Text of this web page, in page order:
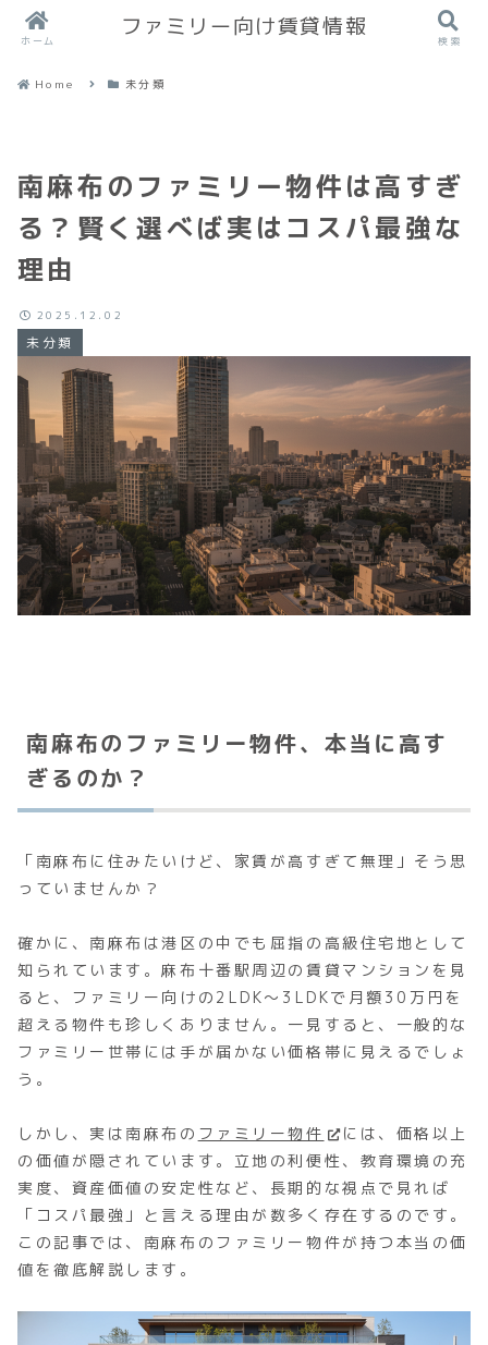
Home 未分類
南麻布のファミリー物件は高すぎ
る？賢く選べば実はコスパ最強な
理由
未分類
2025.12.02
南麻布のファミリー物件、本当に高す
ぎるのか？
「南麻布に住みたいけど、家賃が高すぎて無理」そう思
っていませんか？
確かに、南麻布は港区の中でも屈指の高級住宅地として
知られています。麻布十番駅周辺の賃貸マンションを見
ると、ファミリー向けの2LDK〜3LDKで月額30万円を
超える物件も珍しくありません。一見すると、一般的な
ファミリー世帯には手が届かない価格帯に見えるでしょ
う。
しかし、実は南麻布の ファミリー物件
には、価格以上
の価値が隠されています。立地の利便性、教育環境の充
実度、資産価値の安定性など、長期的な視点で見れば
「コスパ最強」と言える理由が数多く存在するのです。
この記事では、南麻布のファミリー物件が持つ本当の価
値を徹底解説します。
ホーム
ファミリー向け賃貸情報
検索